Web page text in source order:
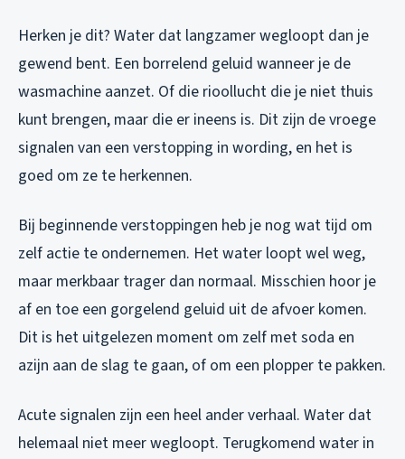
Herken je dit? Water dat langzamer wegloopt dan je
gewend bent. Een borrelend geluid wanneer je de
wasmachine aanzet. Of die rioollucht die je niet thuis
kunt brengen, maar die er ineens is. Dit zijn de vroege
signalen van een verstopping in wording, en het is
goed om ze te herkennen.
Bij beginnende verstoppingen heb je nog wat tijd om
zelf actie te ondernemen. Het water loopt wel weg,
maar merkbaar trager dan normaal. Misschien hoor je
af en toe een gorgelend geluid uit de afvoer komen.
Dit is het uitgelezen moment om zelf met soda en
azijn aan de slag te gaan, of om een plopper te pakken.
Acute signalen zijn een heel ander verhaal. Water dat
helemaal niet meer wegloopt. Terugkomend water in